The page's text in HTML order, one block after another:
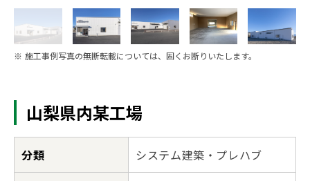
※ 施工事例写真の無断転載については、固くお断りいたします。
山梨県内某工場
分類 システム建築・プレハブ